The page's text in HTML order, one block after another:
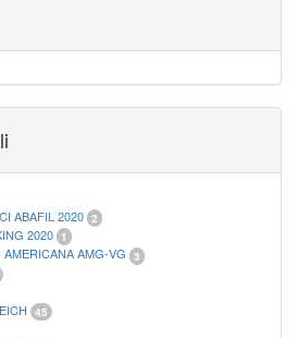
21
37
VATICANO
33
ABAFIL 2020 2
2020 1
AMG-VG 3
45